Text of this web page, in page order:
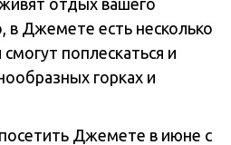
отдых вашего
в Джемете есть несколько
поплескаться и
горках и
Джемете в июне с